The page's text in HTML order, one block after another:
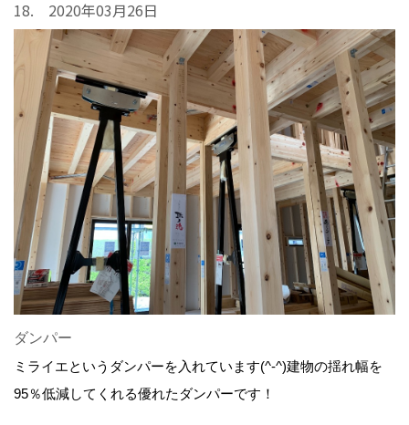
18. 2020年03月26日
ダンパー
ミライエというダンパーを入れています(^-^)建物の揺れ幅を
95％低減してくれる優れたダンパーです！